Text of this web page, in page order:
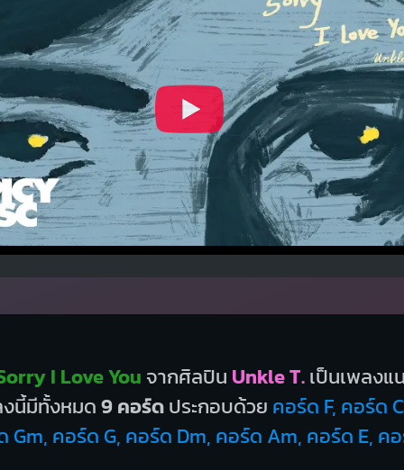
I Love You จากศิลปิน Unkle T.เป็นเพลงแ
งนี้มีทั้งหมด9 คอร์ดประกอบด้วย คอร์ด F, คอร์ด
Gm, คอร์ด G, คอร์ด Dm, คอร์ด Am, คอร์ด E, ค